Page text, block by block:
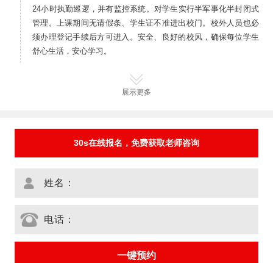
24小时执勤巡逻，并有监控系统。对学生实行半军事化半封闭式
管理。上课期间无请假条、学生证不准进出校门。校外人员也必
须办理登记手续后方可进入。安全、良好的校风，确保每位学生
舒心生活，安心学习。
展示更多
30s在线报名，免费获取老师咨询
姓名：
电话：